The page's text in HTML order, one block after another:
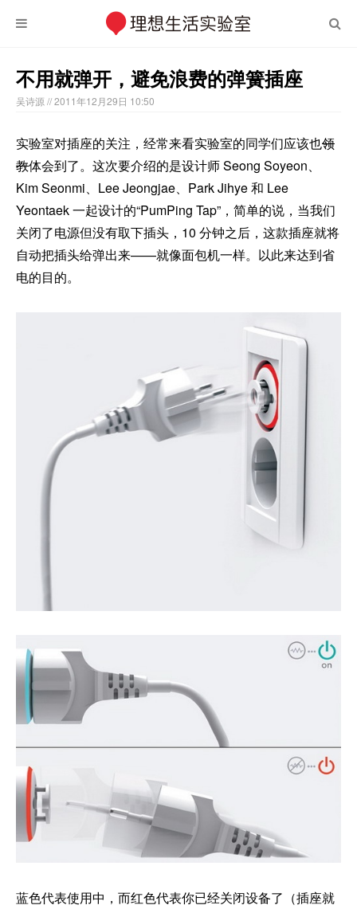
不用就弹开，避免浪费的弹簧插座
吴诗源 // 2011年12月29日 10:50
实验室对插座的关注，经常来看实验室的同学们应该也领
教体会到了。这次要介绍的是设计师 Seong Soyeon、
Kim Seonmi、Lee Jeongjae、Park Jihye 和 Lee
Yeontaek 一起设计的“PumPing Tap”，简单的说，当我们
关闭了电源但没有取下插头，10 分钟之后，这款插座就将
自动把插头给弹出来——就像面包机一样。以此来达到省
电的目的。
蓝色代表使用中，而红色代表你已经关闭设备了（插座就